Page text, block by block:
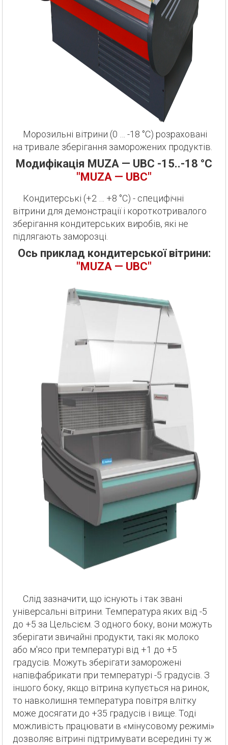
Морозильні вітрини (0 … -18 °С) розраховані
на тривале зберігання заморожених продуктів.
Модифікація MUZA — UBC -15..-18 °С
"MUZA — UBC"
Кондитерські (+2 … +8 °С) - специфічні
вітрини для демонстрації і короткотривалого
зберігання кондитерських виробів, які не
підлягають заморозці.
Ось приклад кондитерської вітрини:
"MUZA — UBC"
Слід зазначити, що існують і так звані
універсальні вітрини. Температура яких від -5
до +5 за Цельсієм. З одного боку, вони можуть
зберігати звичайні продукти, такі як молоко
або м'ясо при температурі від +1 до +5
градусів. Можуть зберігати заморожені
напівфабрикати при температурі -5 градусів. З
іншого боку, якщо вітрина купується на ринок,
то навколишня температура повітря влітку
може досягати до +35 градусів і вище. Тоді
можливість працювати в «мінусовому режимі»
дозволяє вітрині підтримувати всередині ту ж